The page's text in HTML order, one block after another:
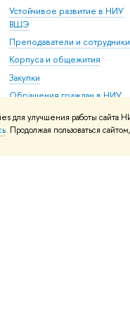
для улучшения работы сайта
. Продолжая пользоваться
Устойчивое развитие в НИУ
ВШЭ
Преподаватели и сотрудники
Корпуса и общежития
Закупки
Обращения граждан в НИУ
Фонд целевого капитала